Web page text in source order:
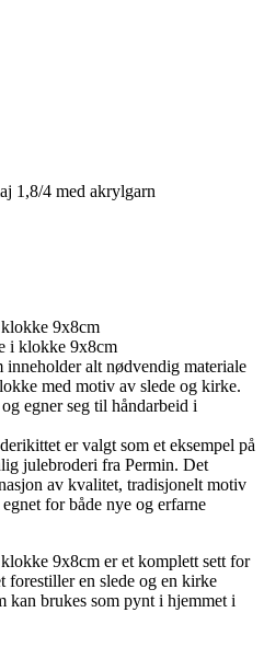
1,8/4 med akrylgarn
9x8cm
alt nødvendig materiale
med motiv av slede og kirke.
egner seg til håndarbeid i
er valgt som et eksempel på
julebroderi fra Permin. Det
av kvalitet, tradisjonelt motiv
for både nye og erfarne
9x8cm er et komplett sett for
forestiller en slede og en kirke
kan brukes som pynt i hjemmet i